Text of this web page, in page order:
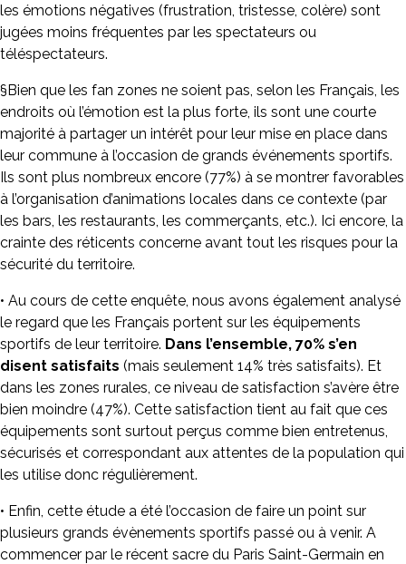
les émotions négatives (frustration, tristesse, colère) sont
jugées moins fréquentes par les spectateurs ou
téléspectateurs.
§Bien que les fan zones ne soient pas, selon les Français, les
endroits où l’émotion est la plus forte, ils sont une courte
majorité à partager un intérêt pour leur mise en place dans
leur commune à l’occasion de grands événements sportifs.
Ils sont plus nombreux encore (77%) à se montrer favorables
à l’organisation d’animations locales dans ce contexte (par
les bars, les restaurants, les commerçants, etc.). Ici encore, la
crainte des réticents concerne avant tout les risques pour la
sécurité du territoire.
• Au cours de cette enquête, nous avons également analysé
le regard que les Français portent sur les équipements
sportifs de leur territoire. Dans l’ensemble, 70% s’en
disent satisfaits (mais seulement 14% très satisfaits). Et
dans les zones rurales, ce niveau de satisfaction s’avère être
bien moindre (47%). Cette satisfaction tient au fait que ces
équipements sont surtout perçus comme bien entretenus,
sécurisés et correspondant aux attentes de la population qui
les utilise donc régulièrement.
• Enfin, cette étude a été l’occasion de faire un point sur
plusieurs grands évènements sportifs passé ou à venir. A
commencer par le récent sacre du Paris Saint-Germain en